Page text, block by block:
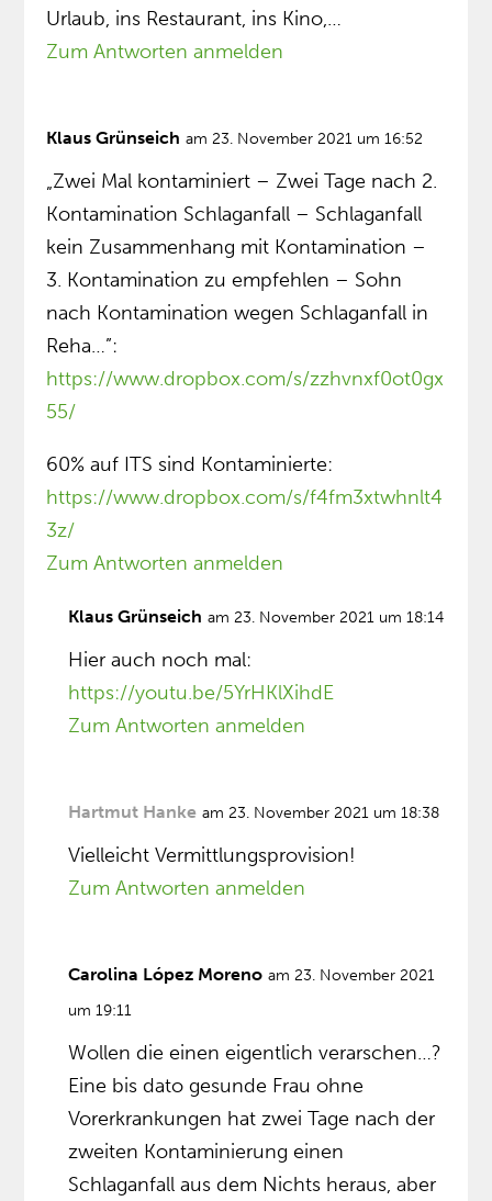
Urlaub, ins Restaurant, ins Kino,…
Zum Antworten anmelden
Klaus Grünseich am 23. November 2021 um 16:52
„Zwei Mal kontaminiert – Zwei Tage nach 2.
Kontamination Schlaganfall – Schlaganfall
kein Zusammenhang mit Kontamination –
3. Kontamination zu empfehlen – Sohn
nach Kontamination wegen Schlaganfall in
Reha…”:
https://www.dropbox.com/s/zzhvnxf0ot0gx
55/
60% auf ITS sind Kontaminierte:
https://www.dropbox.com/s/f4fm3xtwhnlt4
3z/
Zum Antworten anmelden
Klaus Grünseich am 23. November 2021 um 18:14
Hier auch noch mal:
https://youtu.be/5YrHKlXihdE
Zum Antworten anmelden
Hartmut Hanke am 23. November 2021 um 18:38
Vielleicht Vermittlungsprovision!
Zum Antworten anmelden
Carolina López Moreno am 23. November 2021
um 19:11
Wollen die einen eigentlich verarschen…?
Eine bis dato gesunde Frau ohne
Vorerkrankungen hat zwei Tage nach der
zweiten Kontaminierung einen
Schlaganfall aus dem Nichts heraus, aber